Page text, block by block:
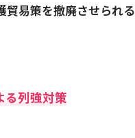
貿易策を撤廃させられる
る列強対策